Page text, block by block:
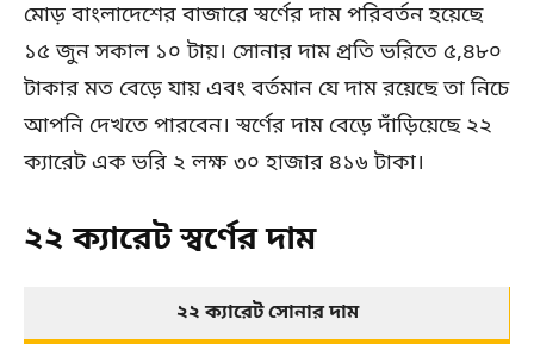
মোড় বাংলাদেশের বাজারে স্বর্ণের দাম পরিবর্তন হয়েছে
১৫ জুন সকাল ১০ টায়। সোনার দাম প্রতি ভরিতে ৫,৪৮০
টাকার মত বেড়ে যায় এবং বর্তমান যে দাম রয়েছে তা নিচে
আপনি দেখতে পারবেন। স্বর্ণের দাম বেড়ে দাঁড়িয়েছে ২২
ক্যারেট এক ভরি ২ লক্ষ ৩০ হাজার ৪১৬ টাকা।
২২ ক্যারেট স্বর্ণের দাম
২২ ক্যারেট সোনার দাম